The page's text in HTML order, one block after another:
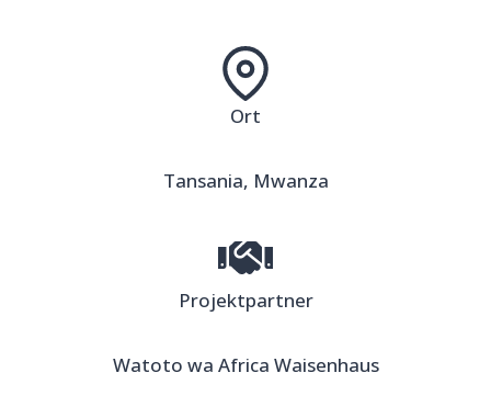
Ort
Tansania, Mwanza
Projektpartner
Watoto wa Africa Waisenhaus